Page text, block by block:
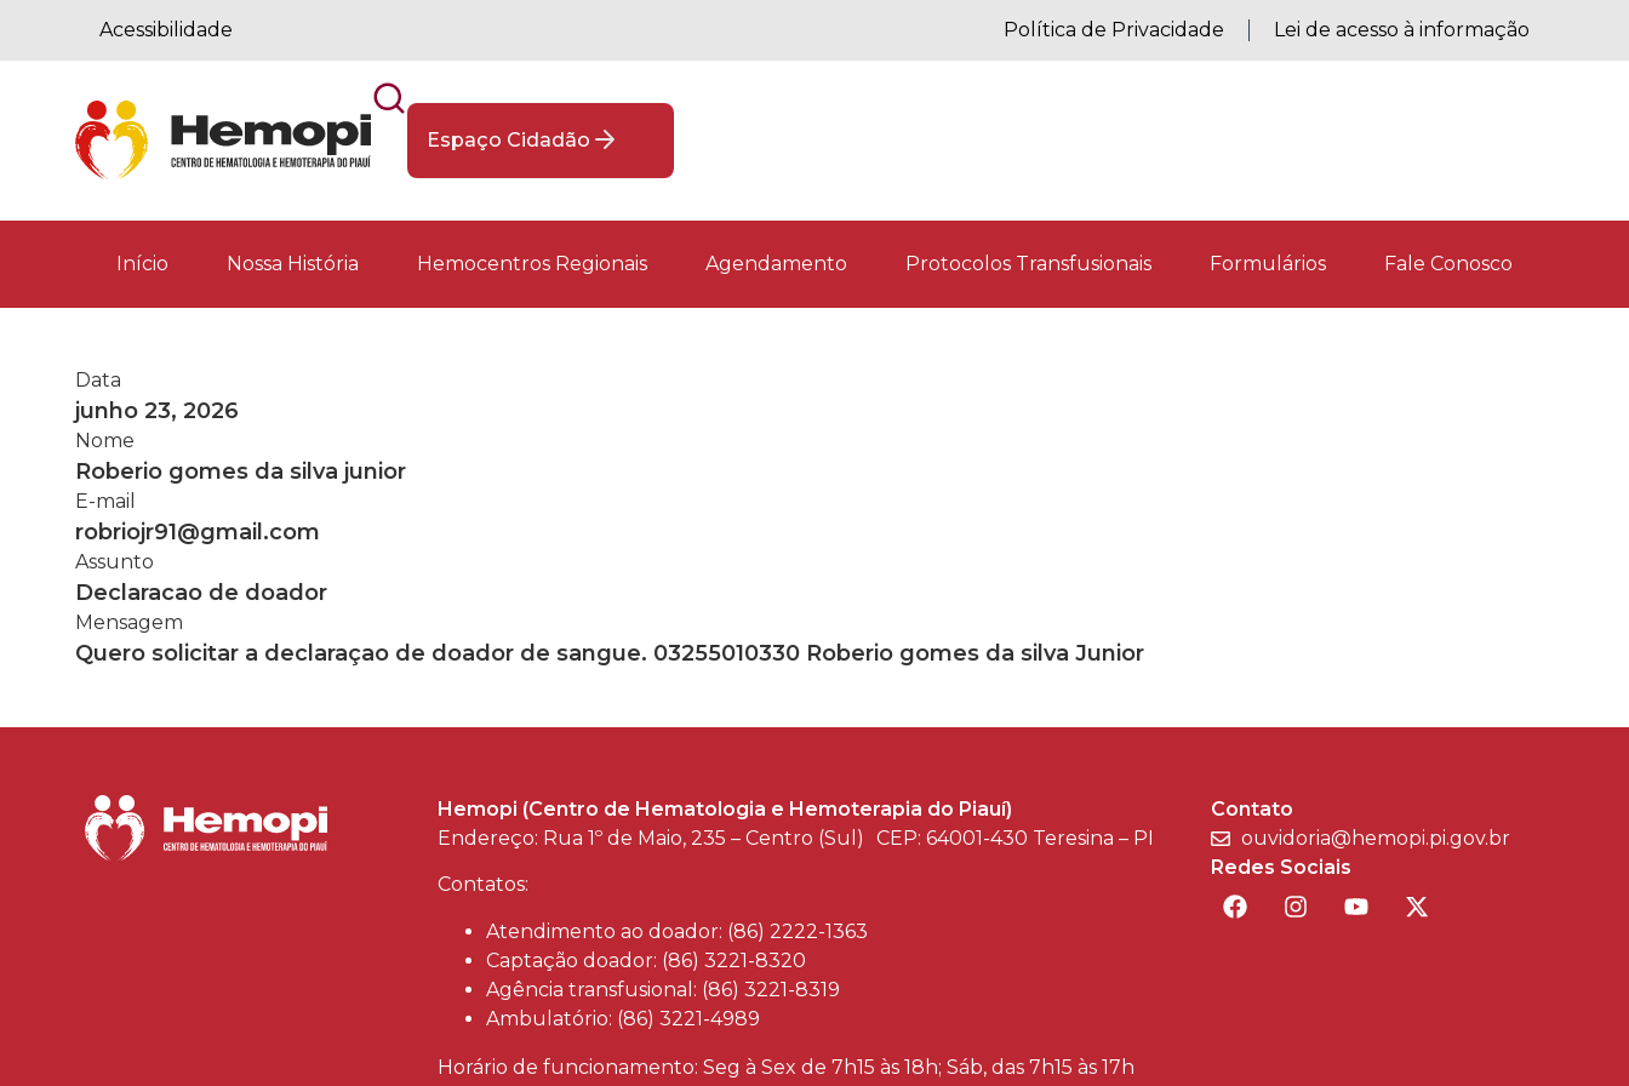
Acessibilidade Política de Privacidade Lei de acesso à informação
Espaço Cidadão
Início Nossa História Hemocentros Regionais Agendamento Protocolos Transfusionais Formulários Fale Conosco
Data
junho 23, 2026
Nome
Roberio gomes da silva junior
E-mail
robriojr91@gmail.com
Assunto
Declaracao de doador
Mensagem
Quero solicitar a declaraçao de doador de sangue. 03255010330 Roberio gomes da silva Junior
Hemopi (Centro de Hematologia e Hemoterapia do Piauí)
Endereço: Rua 1º de Maio, 235 – Centro (Sul) CEP: 64001-430 Teresina – PI
Contatos:
Atendimento ao doador: (86) 2222-1363
Captação doador: (86) 3221-8320
Agência transfusional: (86) 3221-8319
Ambulatório: (86) 3221-4989
Horário de funcionamento: Seg à Sex de 7h15 às 18h; Sáb, das 7h15 às 17h
Contato
ouvidoria@hemopi.pi.gov.br
Redes Sociais